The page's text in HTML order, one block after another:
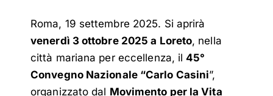
Roma, 19 settembre 2025. Si aprirà
venerdì 3 ottobre 2025 a Loreto, nella
città mariana per eccellenza, il45°
Convegno Nazionale “Carlo Casini”,
organizzato dal Movimento per la Vita